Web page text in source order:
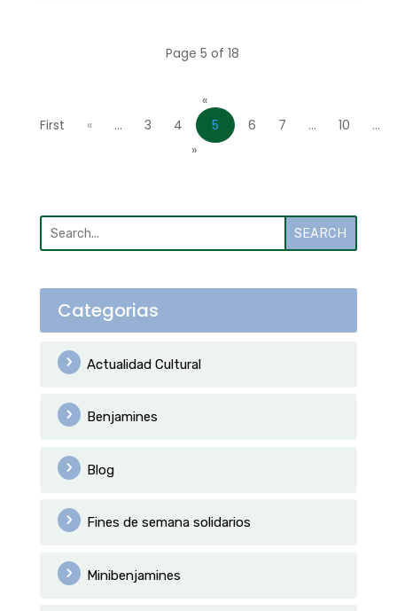
Page 5 of 18
«
First
« ... 3 4 5 6 7 ... 10
...
»
SEARCH
Categorias
Actualidad Cultural
Benjamines
Blog
Fines de semana solidarios
Minibenjamines